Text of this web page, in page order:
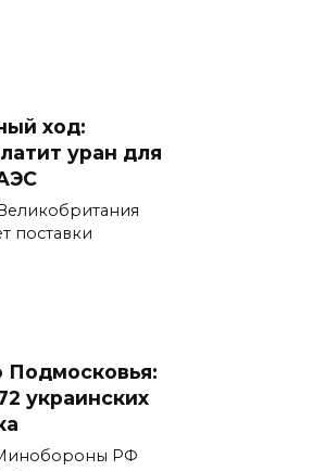
ход:
уран для
поставки
украинских
РФ